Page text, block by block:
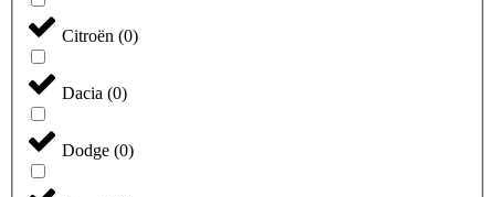
Citroën (0)
Dacia (0)
Dodge (0)